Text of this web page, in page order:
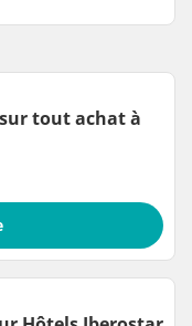
tout achat à